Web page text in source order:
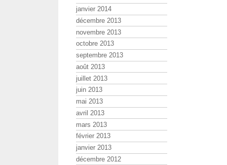
janvier 2014
décembre 2013
novembre 2013
octobre 2013
septembre 2013
août 2013
juillet 2013
juin 2013
mai 2013
avril 2013
mars 2013
février 2013
janvier 2013
décembre 2012